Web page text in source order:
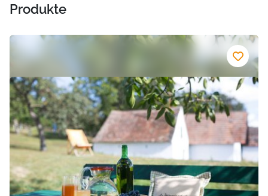
Produkte